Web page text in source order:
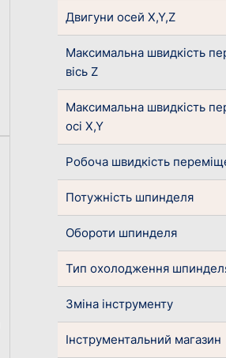
Двигуни осей X,Y,Z
Максимальна швидкість
вісь Z
Максимальна швидкість
осі X,Y
Робоча швидкість
Потужність шпинделя
Обороти шпинделя
Тип охолодження
Зміна інструменту
Інструментальний магазин